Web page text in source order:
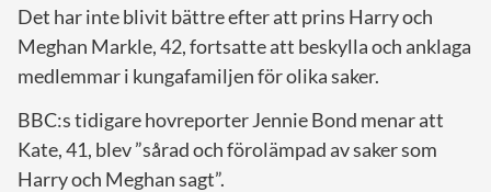
Det har inte blivit bättre efter att prins Harry och
Meghan Markle, 42, fortsatte att beskylla och anklaga
medlemmar i kungafamiljen för olika saker.
BBC:s tidigare hovreporter Jennie Bond menar att
Kate, 41, blev ”sårad och förolämpad av saker som
Harry och Meghan sagt”.